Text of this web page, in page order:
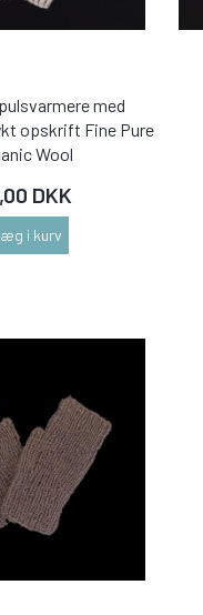
med
opskrift Fine Pure
Wool
DKK
i kurv